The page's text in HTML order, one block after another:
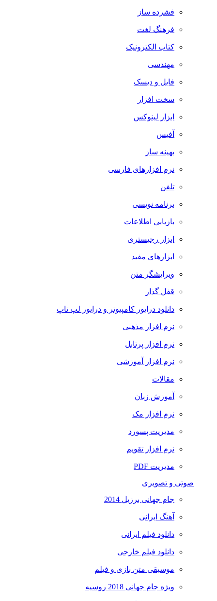
فشرده ساز
فرهنگ لغت
کتاب الکترونیک
مهندسی
فایل و دیسک
سخت افزار
ابزار لینوکس
آفیس
بهینه ساز
نرم افزارهای فارسی
تلفن
برنامه نویسی
بازیابی اطلاعات
ابزار رجیستری
ابزارهای مفید
ویرایشگر متن
قفل گذار
دانلود درایور کامپیوتر و درایور لپ تاپ
نرم افزار مذهبی
نرم افزار پرتابل
نرم افزار آموزشی
مقالات
آموزش زبان
نرم افزار مک
مدیریت پسورد
نرم افزار تقویم
مدیریت PDF
صوتی و تصویری
جام جهانی برزیل 2014
آهنگ ایرانی
دانلود فیلم ایرانی
دانلود فیلم خارجی
موسیقی متن بازی و فیلم
ویژه جام جهانی 2018 روسیه